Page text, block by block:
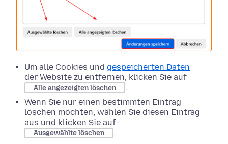
Um alle Cookies und gespeicherten Daten
der Website zu entfernen, klicken Sie auf
Alle angezeigten löschen
.
Wenn Sie nur einen bestimmten Eintrag
löschen möchten, wählen Sie diesen Eintrag
aus und klicken Sie auf
Ausgewählte löschen
.